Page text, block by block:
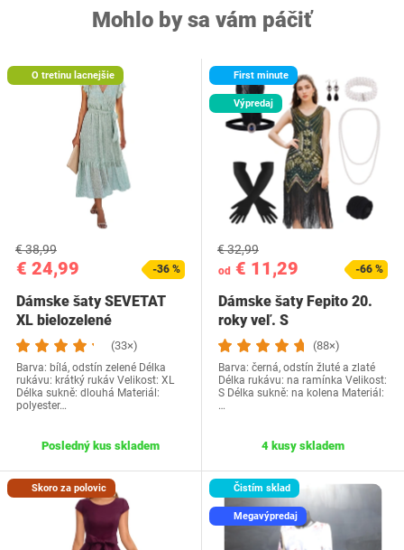
Mohlo by sa vám páčiť
O tretinu lacnejšie
€ 24,99
€ 38,99
-36 %
Dámske šaty SEVETAT
XL bielozelené
(33×)
Barva: bílá, odstín zelené Délka
rukávu: krátký rukáv Velikost: XL
Délka sukně: dlouhá Materiál:
polyester…
Posledný kus skladem
First minute
Výpredaj
od € 11,29
€ 32,99
-66 %
Dámske šaty Fepito 20.
roky veľ. S
(88×)
Barva: černá, odstín žluté a zlaté
Délka rukávu: na ramínka Velikost:
S Délka sukně: na kolena Materiál:
…
4 kusy skladem
Skoro za polovic Čistím sklad
Megavýpredaj